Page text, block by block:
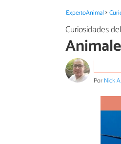
ExpertoAnimal
Curiosidades
PorNick